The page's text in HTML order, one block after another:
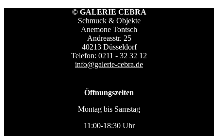
© GALERIE CEBRA
Schmuck & Objekte
Anemone Tontsch
Andreasstr. 25
40213 Düsseldorf
Telefon: 0211 - 32 32 12
info@galerie-cebra.de
Öffnungszeiten
Montag bis Samstag
11:00-18:30 Uhr